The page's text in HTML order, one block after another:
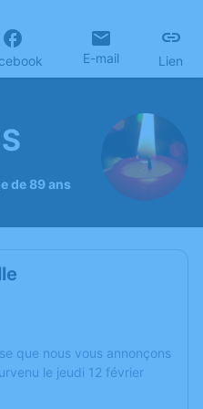
E-mail Lien
de 89 ans
que nous vous annonçons
le jeudi 12 février